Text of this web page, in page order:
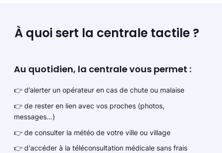
À quoi sert la centrale tactile ?
Au quotidien, la centrale vous permet :
👉 d’alerter un opérateur en cas de chute ou malaise
👉 de rester en lien avec vos proches (photos,
messages…)
👉 de consulter la météo de votre ville ou village
👉 d'accéder à la téléconsultation médicale sans frais